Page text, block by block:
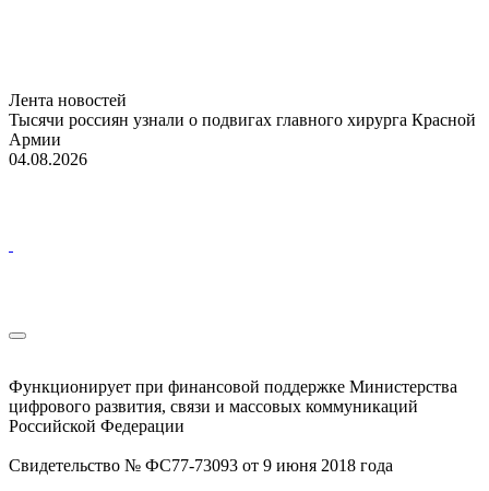
Лента новостей
Тысячи россиян узнали о подвигах главного хирурга Красной
Армии
04.08.2026
Функционирует при финансовой поддержке Министерства
цифрового развития, связи и массовых коммуникаций
Российской Федерации
Свидетельство № ФС77-73093 от 9 июня 2018 года